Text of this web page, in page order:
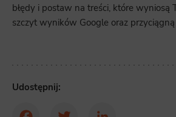
błędy i postaw na treści, które wyniosą
szczyt wyników Google oraz
Udostępnij: